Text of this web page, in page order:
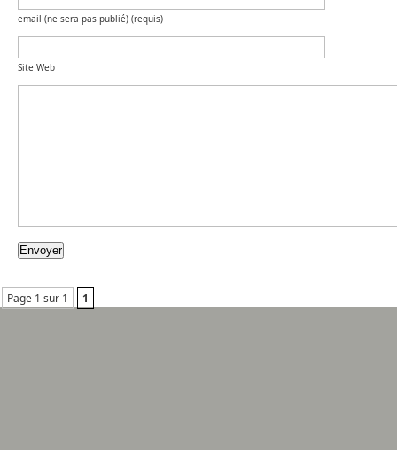
email (ne sera pas publié) (requis)
Site Web
Page 1 sur 1 1